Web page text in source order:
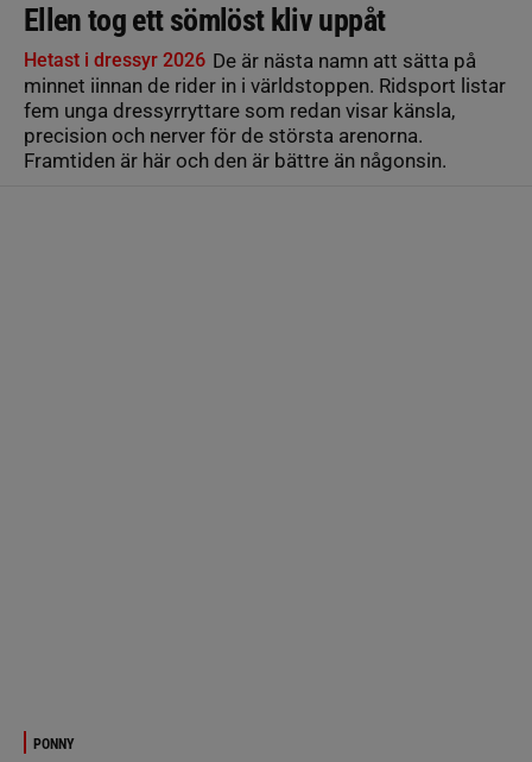
Ellen tog ett sömlöst kliv uppåt
Hetast i dressyr 2026 De är nästa namn att sätta på
minnet iinnan de rider in i världstoppen. Ridsport listar
fem unga dressyrryttare som redan visar känsla,
precision och nerver för de största arenorna.
Framtiden är här och den är bättre än någonsin.
PONNY